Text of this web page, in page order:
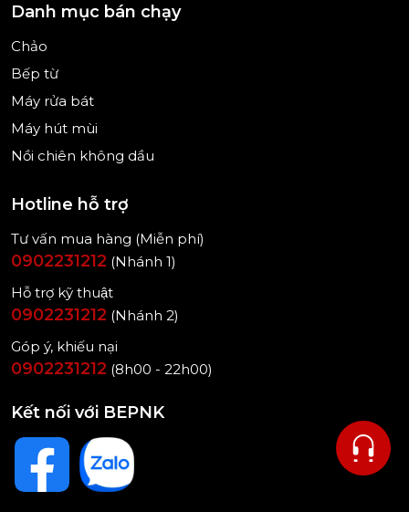
Danh mục bán chạy
Chảo
Bếp từ
Máy rửa bát
Máy hút mùi
Nồi chiên không dầu
Hotline hỗ trợ
Tư vấn mua hàng (Miễn phí)
0902231212 (Nhánh 1)
Hỗ trợ kỹ thuật
0902231212 (Nhánh 2)
Góp ý, khiếu nại
0902231212 (8h00 - 22h00)
Kết nối với BEPNK